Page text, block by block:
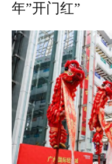
年”开门红”